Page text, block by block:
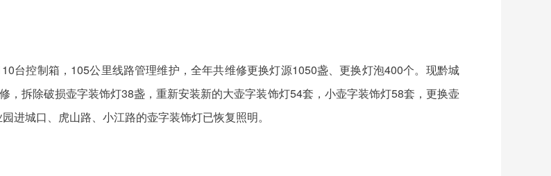
台控制箱，105公里线路管理维护，全年共维修更换灯源1050盏、更换灯泡400个。现黔城
，拆除破损壶字装饰灯38盏，重新安装新的大壶字装饰灯54套，小壶字装饰灯58套，更换壶
进城口、虎山路、小江路的壶字装饰灯已恢复照明。